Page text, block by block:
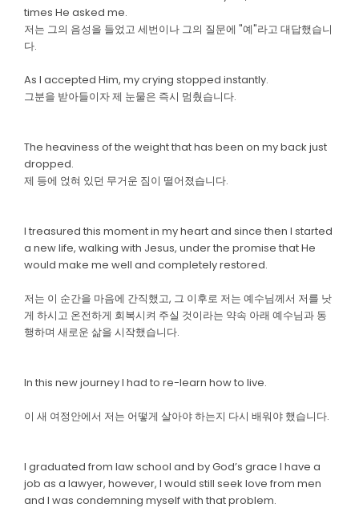
times He asked me.
저는 그의 음성을 들었고 세번이나 그의 질문에 "예"라고 대답했습니
다.
As I accepted Him, my crying stopped instantly.
그분을 받아들이자 제 눈물은 즉시 멈췄습니다.
The heaviness of the weight that has been on my back just
dropped.
제 등에 얹혀 있던 무거운 짐이 떨어졌습니다.
I treasured this moment in my heart and since then I started
a new life, walking with Jesus, under the promise that He
would make me well and completely restored.
저는 이 순간을 마음에 간직했고, 그 이후로 저는 예수님께서 저를 낫
게 하시고 온전하게 회복시켜 주실 것이라는 약속 아래 예수님과 동
행하며 새로운 삶을 시작했습니다.
In this new journey I had to re-learn how to live.
이 새 여정안에서 저는 어떻게 살아야 하는지 다시 배워야 했습니다.
I graduated from law school and by God’s grace I have a
job as a lawyer, however, I would still seek love from men
and I was condemning myself with that problem.